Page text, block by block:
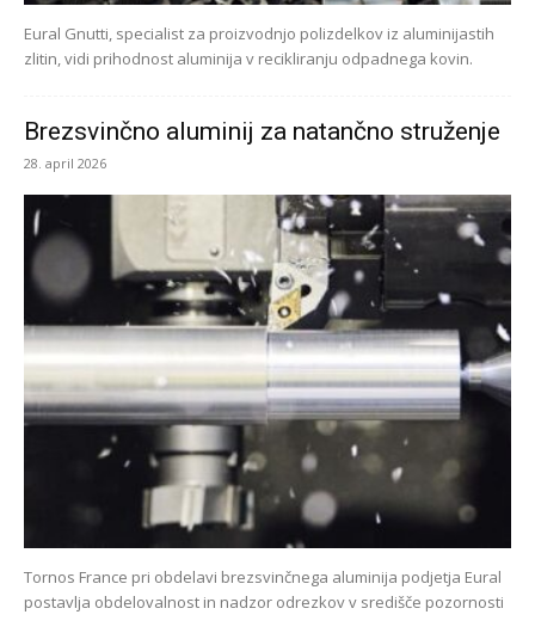
Eural Gnutti, specialist za proizvodnjo polizdelkov iz aluminijastih
zlitin, vidi prihodnost aluminija v recikliranju odpadnega kovin.
Brezsvinčno aluminij za natančno struženje
28. april 2026
Tornos France pri obdelavi brezsvinčnega aluminija podjetja Eural
postavlja obdelovalnost in nadzor odrezkov v središče pozornosti